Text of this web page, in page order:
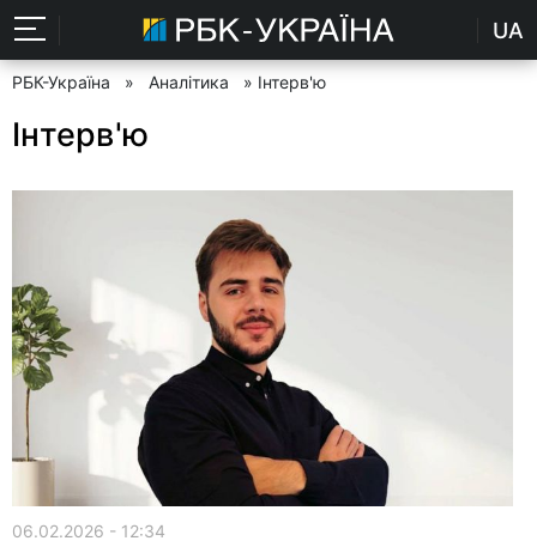
UA
РБК-Україна » Аналітика » Інтерв'ю
Інтерв'ю
06.02.2026 - 12:34